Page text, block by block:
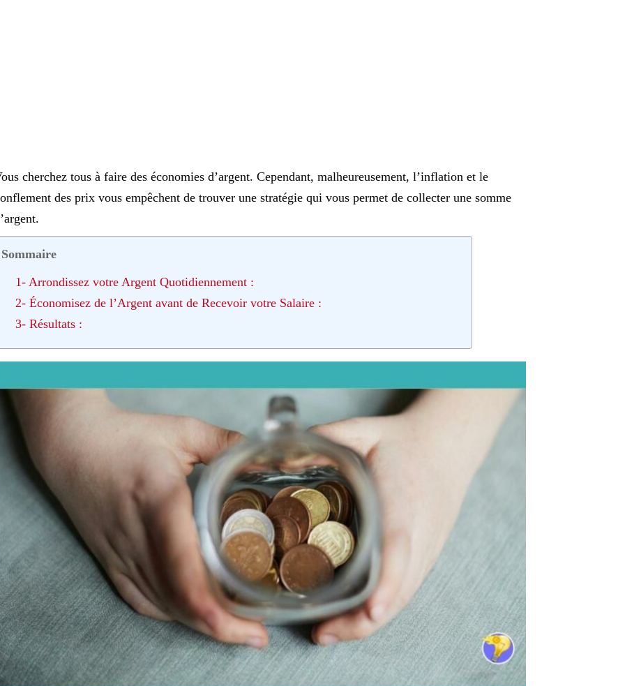
cherchez tous à faire des économies d’argent. Cependant, malheureusement, l’inflation et le
des prix vous empêchent de trouver une stratégie qui vous permet de collecter une somme
Sommaire
1- Arrondissez votre Argent Quotidiennement :
2- Économisez de l’Argent avant de Recevoir votre Salaire :
3- Résultats :